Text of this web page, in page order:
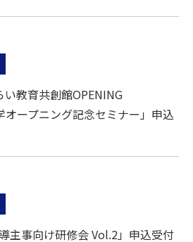
教育共創館OPENING
オープニング記念セミナー」申込
主事向け研修会 Vol.2」申込受付